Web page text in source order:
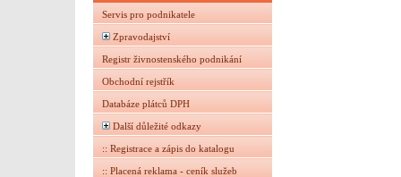
Servis pro podnikatele
Zpravodajství
Registr živnostenského podnikání
Obchodní rejstřík
Databáze plátců DPH
Další důležité odkazy
:: Registrace a zápis do katalogu
:: Placená reklama - ceník služeb